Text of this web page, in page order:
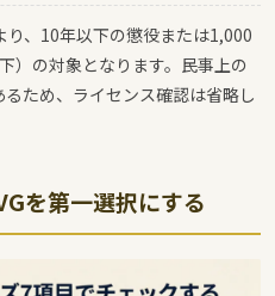
、10年以下の懲役または1,000
）の対象となります。民事上の
ため、ライセンス確認は省略し
を第一選択にする